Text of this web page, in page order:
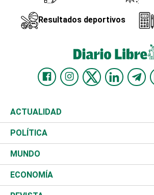
Resultados deportivos
ACTUALIDAD
Nacional
Ciudad
Educación
POLÍTICA
Partidos
JCE
MUNDO
Estados Unidos
ECONOMÍA